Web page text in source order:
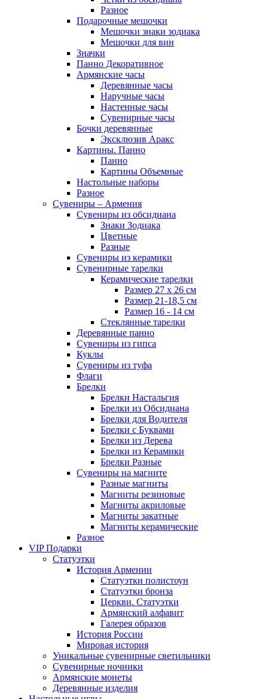
Разное
Подарочные мешочки
Мешочки знаки зодиака
Мешочки для вин
Значки
Панно Декоративное
Армянские часы
Деревянные часы
Наручные часы
Настенные часы
Сувенирные часы
Бочки деревянные
Эксклюзив Аракс
Картины. Панно
Панно
Картины Объемные
Настольные наборы
Разное
Сувениры – Армения
Сувениры из обсидиана
Знаки Зодиака
Цветные
Разные
Сувениры из керамики
Сувенирные тарелки
Керамические тарелки
Размер 27 х 26 см
Размер 21-18,5 см
Размер 16 - 14 см
Стеклянные тарелки
Деревянные панно
Сувениры из гипса
Куклы
Сувениры из туфа
Флаги
Брелки
Брелки Настальгия
Брелки из Обсидиана
Брелки для Водителя
Брелки с Буквами
Брелки из Дерева
Брелки из Керамики
Брелки Разные
Сувениры на магните
Разные магниты
Магниты резиновые
Магниты акриловые
Магниты закатные
Магниты керамические
Разное
VIP Подарки
Статуэтки
История Армении
Статуэтки полистоун
Статуэтки бронза
Церкви. Статуэтки
Армянский алфавит
Галерея образов
История России
Мировая история
Уникальные сувенирные светильники
Сувенирные ночники
Армянские монеты
Деревянные изделия